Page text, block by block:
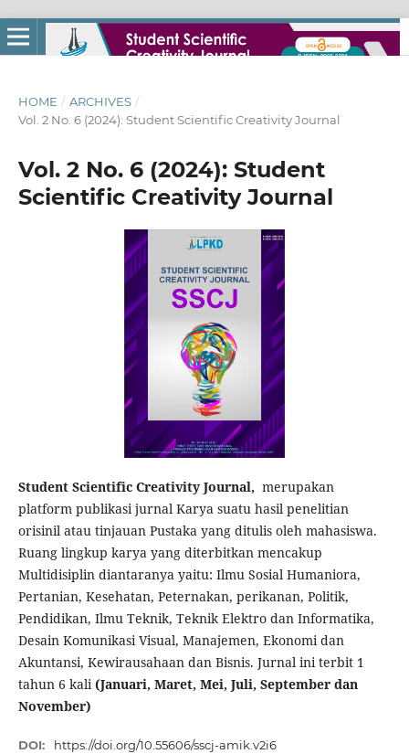
HOME / ARCHIVES /
Vol. 2 No. 6 (2024): Student Scientific Creativity Journal
Vol. 2 No. 6 (2024): Student
Scientific Creativity Journal
Student Scientific Creativity Journal, merupakan
platform publikasi jurnal Karya suatu hasil penelitian
orisinil atau tinjauan Pustaka yang ditulis oleh mahasiswa.
Ruang lingkup karya yang diterbitkan mencakup
Multidisiplin diantaranya yaitu: Ilmu Sosial Humaniora,
Pertanian, Kesehatan, Peternakan, perikanan, Politik,
Pendidikan, Ilmu Teknik, Teknik Elektro dan Informatika,
Desain Komunikasi Visual, Manajemen, Ekonomi dan
Akuntansi, Kewirausahaan dan Bisnis. Jurnal ini terbit 1
tahun 6 kali(Januari, Maret, Mei, Juli, September dan
November)
DOI: https://doi.org/10.55606/sscj-amik.v2i6